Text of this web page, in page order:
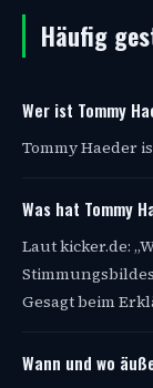
Häufig
Wer ist Tommy
Tommy Haeder
Was hat Tommy
Laut kicker.de:
Gesagt beim
Wann und wo